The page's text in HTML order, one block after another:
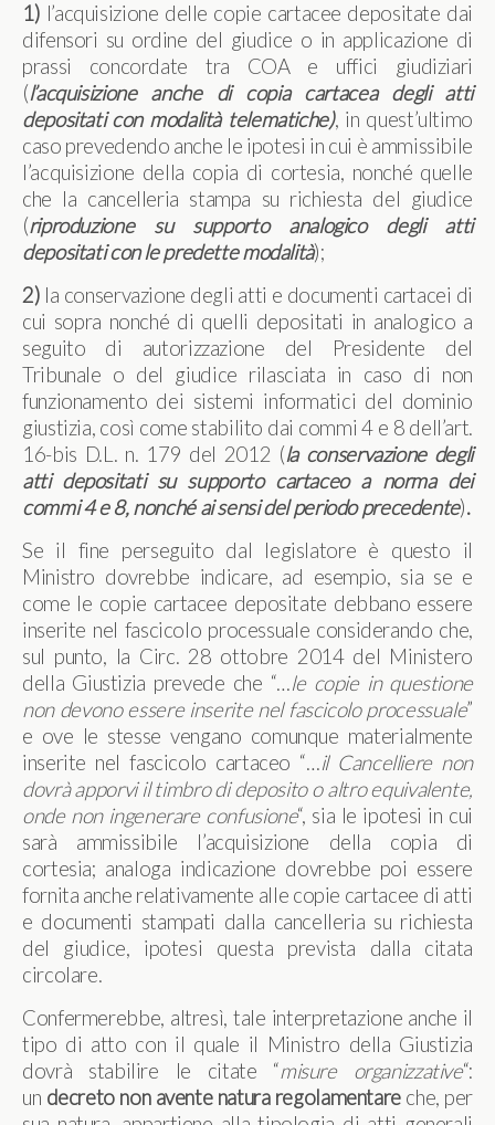
1) l’acquisizione delle copie cartacee depositate dai
difensori su ordine del giudice o in applicazione di
prassi concordate tra COA e uffici giudiziari
(l’acquisizione anche di copia cartacea degli atti
depositati con modalità telematiche), in quest’ultimo
caso prevedendo anche le ipotesi in cui è ammissibile
l’acquisizione della copia di cortesia, nonché quelle
che la cancelleria stampa su richiesta del giudice
(riproduzione su supporto analogico degli atti
depositati con le predette modalità);
2) la conservazione degli atti e documenti cartacei di
cui sopra nonché di quelli depositati in analogico a
seguito di autorizzazione del Presidente del
Tribunale o del giudice rilasciata in caso di non
funzionamento dei sistemi informatici del dominio
giustizia, così come stabilito dai commi 4 e 8 dell’art.
16-bis D.L. n. 179 del 2012 (la conservazione degli
atti depositati su supporto cartaceo a norma dei
commi 4 e 8, nonché ai sensi del periodo precedente).
Se il fine perseguito dal legislatore è questo il
Ministro dovrebbe indicare, ad esempio, sia se e
come le copie cartacee depositate debbano essere
inserite nel fascicolo processuale considerando che,
sul punto, la Circ. 28 ottobre 2014 del Ministero
della Giustizia prevede che “…le copie in questione
non devono essere inserite nel fascicolo processuale”
e ove le stesse vengano comunque materialmente
inserite nel fascicolo cartaceo “…il Cancelliere non
dovrà apporvi il timbro di deposito o altro equivalente,
onde non ingenerare confusione“, sia le ipotesi in cui
sarà ammissibile l’acquisizione della copia di
cortesia; analoga indicazione dovrebbe poi essere
fornita anche relativamente alle copie cartacee di atti
e documenti stampati dalla cancelleria su richiesta
del giudice, ipotesi questa prevista dalla citata
circolare.
Confermerebbe, altresì, tale interpretazione anche il
tipo di atto con il quale il Ministro della Giustizia
dovrà stabilire le citate “misure organizzative“:
un decreto non avente natura regolamentareche, per